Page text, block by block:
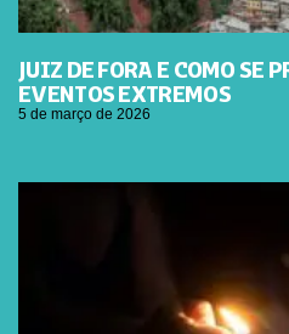
JUIZ DE FORA E COMO SE
EVENTOS EXTREMOS
5 de março de 2026